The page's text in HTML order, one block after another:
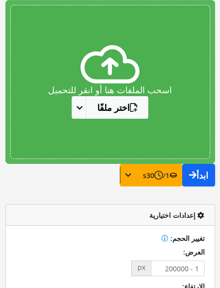
اسحب الملفات هنا أو انقر للتحميل
اختر ملفًا
ابدأ 1
/
30
s
إعدادات اختيارية
تغيير الحجم:
العرض:
px